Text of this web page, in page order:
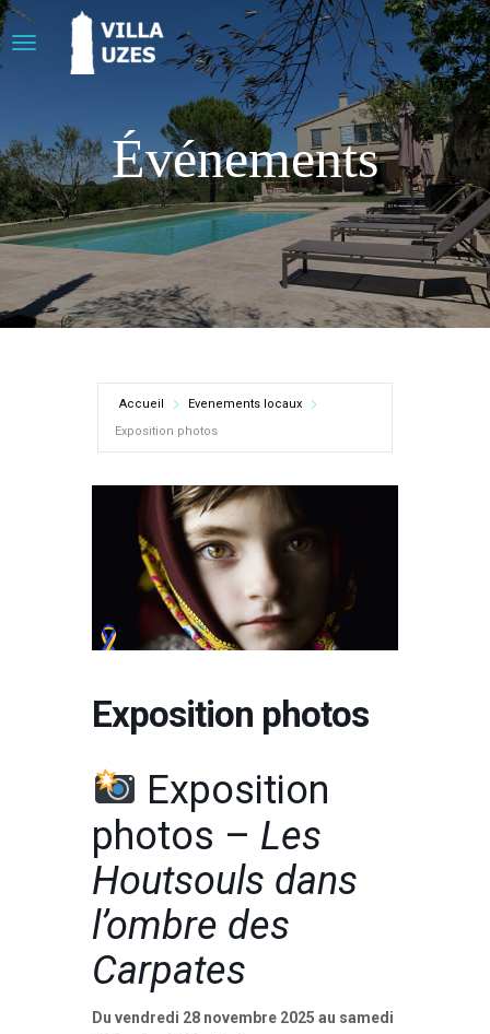
Événements
Accueil
Evenements locaux
Exposition photos
Exposition photos
Exposition
photos – Les
Houtsouls dans
l’ombre des
Carpates
Du vendredi 28 novembre 2025 au samedi